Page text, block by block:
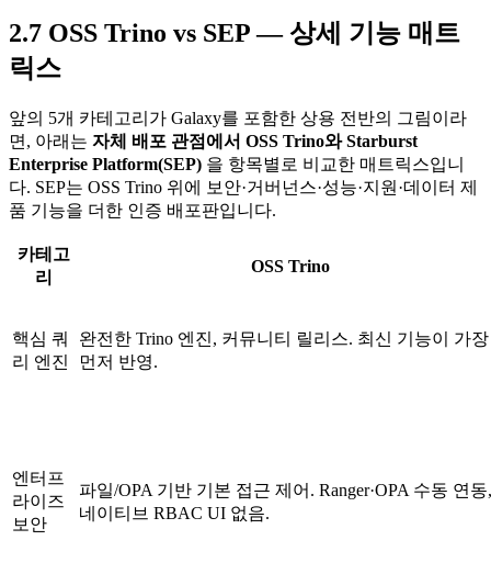
2.7 OSS Trino vs SEP — 상세 기능 매트
릭스
앞의 5개 카테고리가 Galaxy를 포함한 상용 전반의 그림이라
면, 아래는 자체 배포 관점에서 OSS Trino와 Starburst
Enterprise Platform(SEP) 을 항목별로 비교한 매트릭스입니
다. SEP는 OSS Trino 위에 보안·거버넌스·성능·지원·데이터 제
품 기능을 더한 인증 배포판입니다.
카테고
리
OSS Trino
핵심 쿼
리 엔진
완전한 Trino 엔진, 커뮤니티 릴리스. 최신 기능이 가장
먼저 반영.
엔터프
라이즈
보안
파일/OPA 기반 기본 접근 제어. Ranger·OPA 수동 연동,
네이티브 RBAC UI 없음.